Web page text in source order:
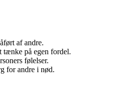
af andre.
tænke på egen fordel.
følelser.
for andre i nød.